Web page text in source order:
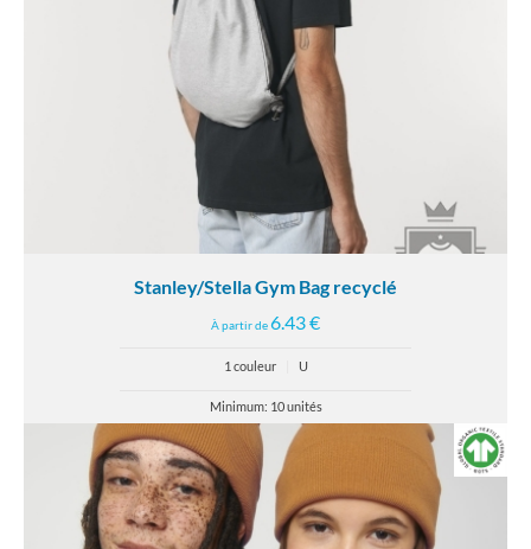
Stanley/Stella Gym Bag recyclé
À partir de6.43 €
1 couleur U
Minimum: 10 unités